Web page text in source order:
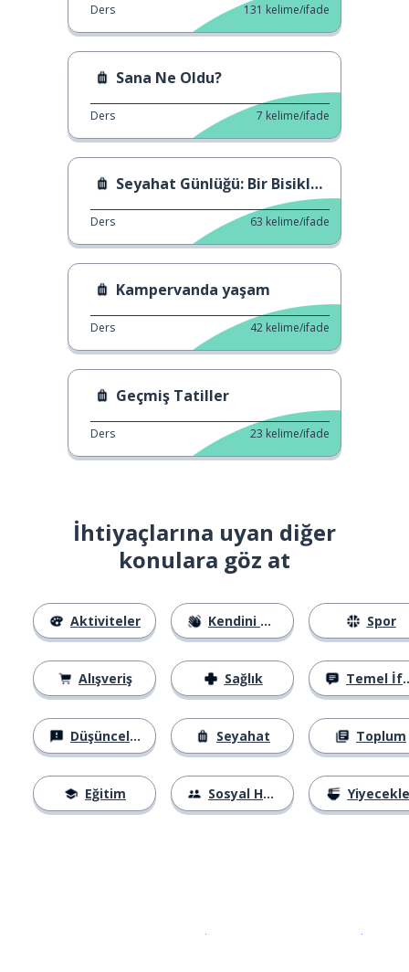
Ders 131 kelime/ifade
Sana Ne Oldu?
Ders 7 kelime/ifade
Seyahat Günlüğü: Bir Bisiklet ve Bir Köpek
Ders 63 kelime/ifade
Kampervanda yaşam
Ders 42 kelime/ifade
Geçmiş Tatiller
Ders 23 kelime/ifade
İhtiyaçlarına uyan diğer
konulara göz at
Aktiviteler
Alışveriş
Düşünceler
Eğitim
Kendini Tanıtma
Sağlık
Seyahat
Sosyal Hayat
Spor
Temel İfadeler
Toplum